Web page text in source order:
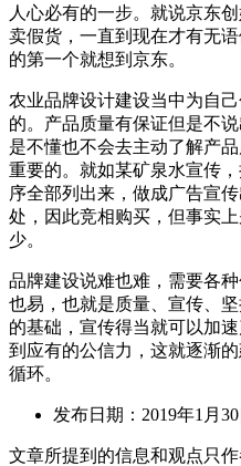
人心必有的一步。就说京东
卖假货，一直到现在才有无
的第一个就想到京东。
农业品牌设计建设当中为自
的。产品质量有保证但是不
是不懂也不会去主动了解产
重要的。就如某矿泉水宣传
序全部列出来，做成广告宣
处，因此竞相购买，但事实
少。
品牌建设说难也难，需要各
也易，也就是质量、宣传、
的基础，宣传得当就可以加
到应有的公信力，这就逐渐
循环。
发布日期：2019年1月
文章所提到的信息和观点只